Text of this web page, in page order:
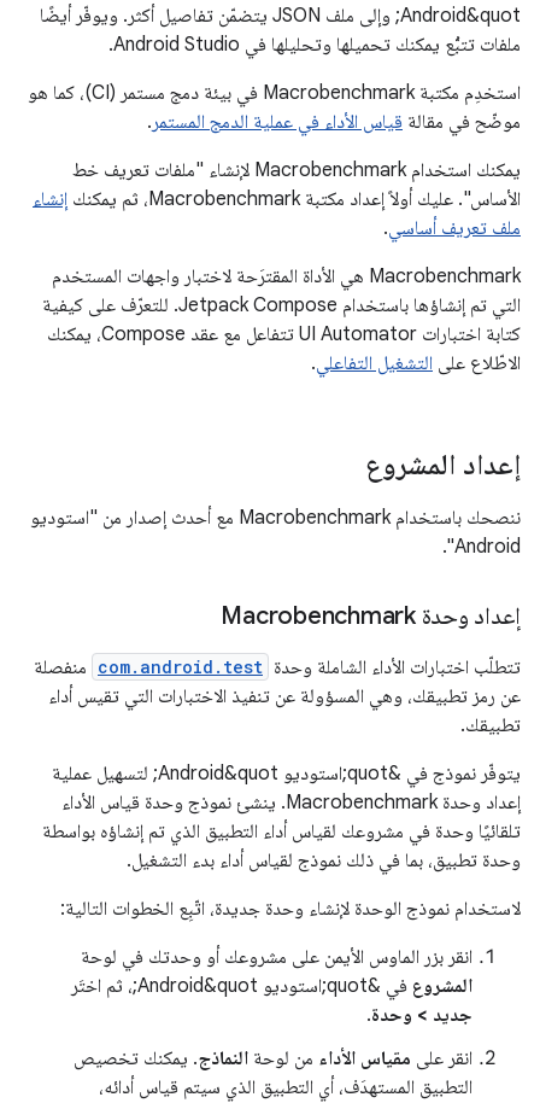
Android&quot; وإلى ملف JSON يتضمّن تفاصيل أكثر. ويوفّر أيضًا
ملفات تتبُّع يمكنك تحميلها وتحليلها في Android Studio.
استخدِم مكتبة Macrobenchmark في بيئة دمج مستمر (CI)، كما هو
موضّح في مقالة قياس الأداء في عملية الدمج المستمر .
يمكنك استخدام Macrobenchmark لإنشاء "ملفات تعريف خط
الأساس". عليك أولاً إعداد مكتبة Macrobenchmark، ثم يمكنك
إنشاء
ملف تعريف أساسي.
‫Macrobenchmark هي الأداة المقترَحة لاختبار واجهات المستخدم
التي تم إنشاؤها باستخدام Jetpack Compose. للتعرّف على كيفية
كتابة اختبارات UI Automator تتفاعل مع عقد Compose، يمكنك
الاطّلاع على التشغيل التفاعلي.
إعداد المشروع
ننصحك باستخدام Macrobenchmark مع أحدث إصدار من "استوديو
Android".
إعداد وحدة Macrobenchmark
تتطلّب اختبارات الأداء الشاملة وحدة com.android.test منفصلة
عن رمز تطبيقك، وهي المسؤولة عن تنفيذ الاختبارات التي تقيس أداء
تطبيقك.
يتوفّر نموذج في &quot;استوديو Android&quot; لتسهيل عملية
إعداد وحدة Macrobenchmark. ينشئ نموذج وحدة قياس الأداء
تلقائيًا وحدة في مشروعك لقياس أداء التطبيق الذي تم إنشاؤه بواسطة
وحدة تطبيق، بما في ذلك نموذج لقياس أداء بدء التشغيل.
لاستخدام نموذج الوحدة لإنشاء وحدة جديدة، اتّبِع الخطوات التالية:
انقر بزر الماوس الأيمن على مشروعك أو وحدتك في لوحة
المشروع في &quot;استوديو Android&quot;، ثم اختَر
جديد > وحدة.
انقر على مقياس الأداء من لوحة النماذج. يمكنك تخصيص
التطبيق المستهدَف، أي التطبيق الذي سيتم قياس أدائه،